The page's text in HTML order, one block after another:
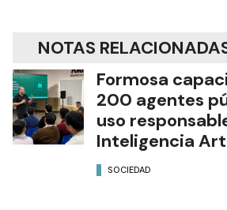
NOTAS
Formosa
200 agentes
uso
Inteligencia
SOCIEDAD